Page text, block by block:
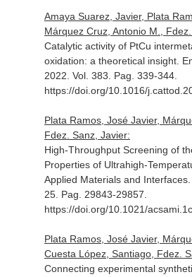
Amaya Suarez, Javier, Plata
Márquez Cruz, Antonio M.,
Catalytic activity of PtCu
oxidation: a theoretical insight.
2022. Vol. 383. Pag. 339-344.
https://doi.org/10.1016/
Plata Ramos, José Javier,
Fdez. Sanz, Javier:
High-Throughput Screening of
Properties of Ultrahigh-
Applied Materials and Interfaces
25. Pag. 29843-29857.
https://doi.org/10.1021/
Plata Ramos, José Javier,
Cuesta López, Santiago, Fdez.
Connecting experimental